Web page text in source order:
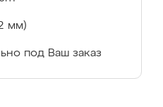
мм)
под Ваш заказ